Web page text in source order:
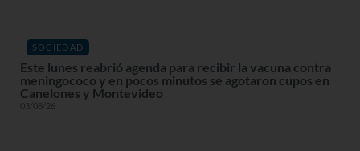
SOCIEDAD
Este lunes reabrió agenda para recibir la vacuna contra
meningococo y en pocos minutos se agotaron cupos en
Canelones y Montevideo
03/08/26